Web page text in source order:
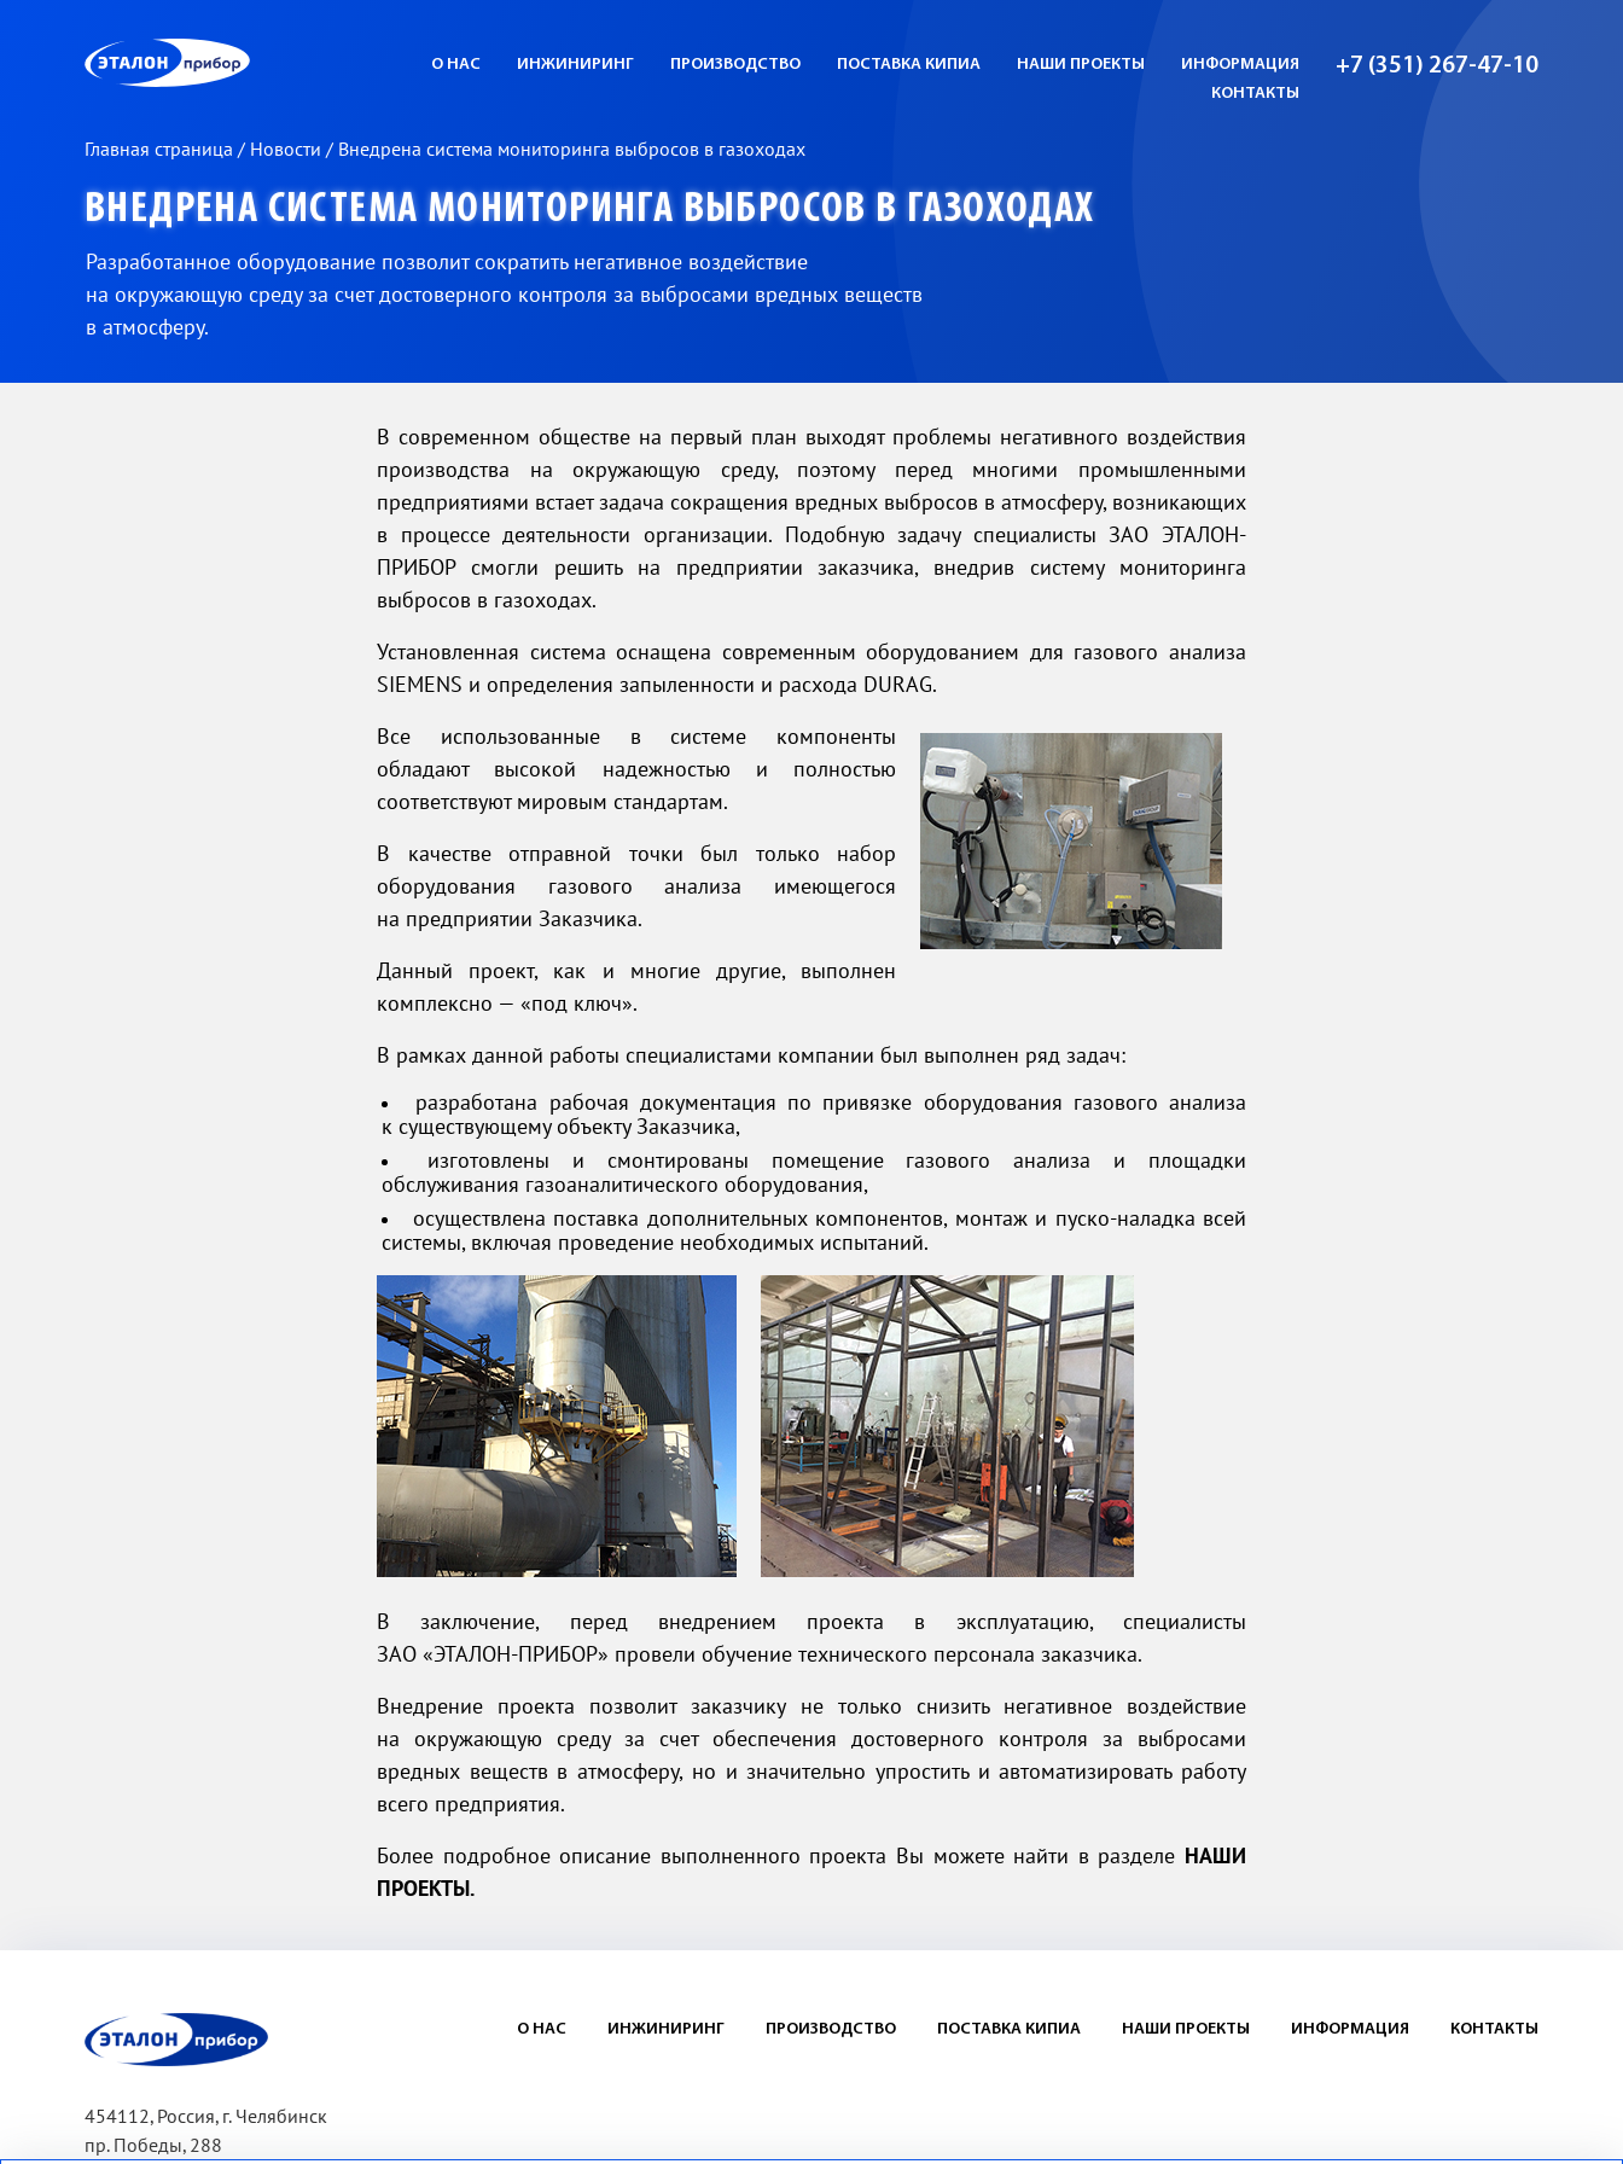
О НАС ИНЖИНИРИНГ ПРОИЗВОДСТВО ПОСТАВКА КИПИА НАШИ ПРОЕКТЫ
ИНФОРМАЦИЯ
КОНТАКТЫ
+7 (351) 267-47-10
Главная страница / Новости / Внедрена система мониторинга выбросов в газоходах
ВНЕДРЕНА СИСТЕМА МОНИТОРИНГА ВЫБРОСОВ В ГАЗОХОДАХ
Разработанное оборудование позволит сократить негативное воздействие
на окружающую среду за счет достоверного контроля за выбросами вредных веществ
в атмосферу.
В современном обществе на первый план выходят проблемы негативного воздействия
производства на окружающую среду, поэтому перед многими промышленными
предприятиями встает задача сокращения вредных выбросов в атмосферу, возникающих
в процессе деятельности организации. Подобную задачу специалисты ЗАО ЭТАЛОН-
ПРИБОР смогли решить на предприятии заказчика, внедрив систему мониторинга
выбросов в газоходах.
Установленная система оснащена современным оборудованием для газового анализа
SIEMENS и определения запыленности и расхода DURAG.
Все использованные в системе компоненты
обладают высокой надежностью и полностью
соответствуют мировым стандартам.
В качестве отправной точки был только набор
оборудования газового анализа имеющегося
на предприятии Заказчика.
Данный проект, как и многие другие, выполнен
комплексно — «под ключ».
В рамках данной работы специалистами компании был выполнен ряд задач:
разработана рабочая документация по привязке оборудования газового анализа
к существующему объекту Заказчика,
изготовлены и смонтированы помещение газового анализа и площадки
обслуживания газоаналитического оборудования,
осуществлена поставка дополнительных компонентов, монтаж и пуско-наладка всей
системы, включая проведение необходимых испытаний.
В заключение, перед внедрением проекта в эксплуатацию, специалисты
ЗАО «ЭТАЛОН-ПРИБОР» провели обучение технического персонала заказчика.
Внедрение проекта позволит заказчику не только снизить негативное воздействие
на окружающую среду за счет обеспечения достоверного контроля за выбросами
вредных веществ в атмосферу, но и значительно упростить и автоматизировать работу
всего предприятия.
Более подробное описание выполненного проекта Вы можете найти в разделе НАШИ
ПРОЕКТЫ.
О НАС ИНЖИНИРИНГ ПРОИЗВОДСТВО ПОСТАВКА КИПИА НАШИ ПРОЕКТЫ ИНФОРМАЦИЯ КОНТАКТЫ
454112, Россия, г. Челябинск
пр. Победы, 288